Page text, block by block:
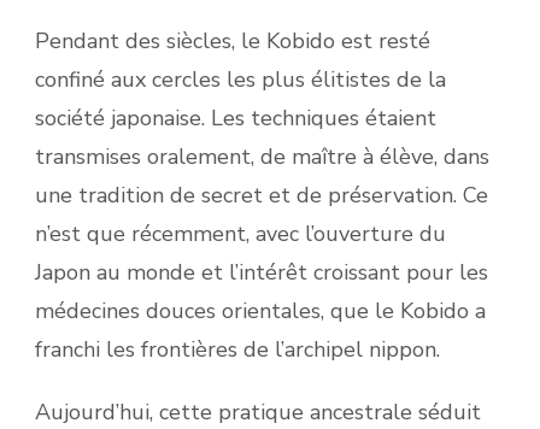
Pendant des siècles, le Kobido est resté
confiné aux cercles les plus élitistes de la
société japonaise. Les techniques étaient
transmises oralement, de maître à élève, dans
une tradition de secret et de préservation. Ce
n’est que récemment, avec l’ouverture du
Japon au monde et l’intérêt croissant pour les
médecines douces orientales, que le Kobido a
franchi les frontières de l’archipel nippon.
Aujourd’hui, cette pratique ancestrale séduit